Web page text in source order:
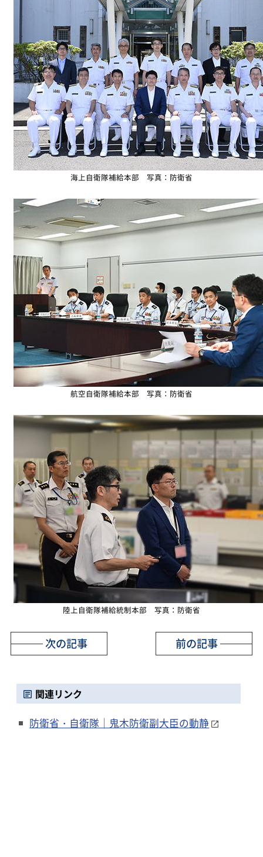
海上自衛隊補給本部 写真：防衛省
航空自衛隊補給本部 写真：防衛省
陸上自衛隊補給統制本部 写真：防衛省
前の記事
次の記事
関連リンク
防衛省・自衛隊｜鬼木防衛副大臣の動静